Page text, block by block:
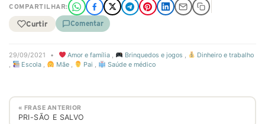
COMPARTILHAR:
Curtir Comentar
29/09/2021 • Amor e família , Brinquedos e jogos ,
Dinheiro e trabalho
,
Escola , Mãe, Pai , Saúde e médico
« FRASE ANTERIOR
PRI-SÃO E SALVO